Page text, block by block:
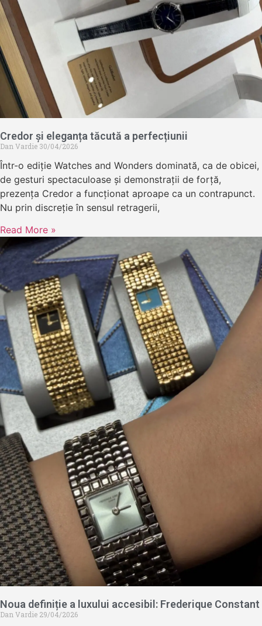
Credor și eleganța tăcută a perfecțiunii
Dan Vardie 30/04/2026
Într-o ediție Watches and Wonders dominată, ca de obicei,
de gesturi spectaculoase și demonstrații de forță,
prezența Credor a funcționat aproape ca un contrapunct.
Nu prin discreție în sensul retragerii,
Read More »
Noua definiție a luxului accesibil: Frederique Constant
Dan Vardie 29/04/2026